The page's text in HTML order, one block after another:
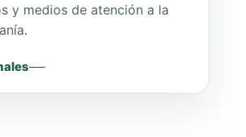
y medios de atención a la